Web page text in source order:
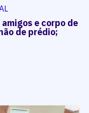
e corpo de
de prédio;